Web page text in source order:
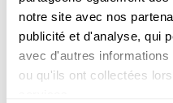
notre site avec nos
publicité et d'analyse, qui
avec d'autres
ou qu'ils ont collectées